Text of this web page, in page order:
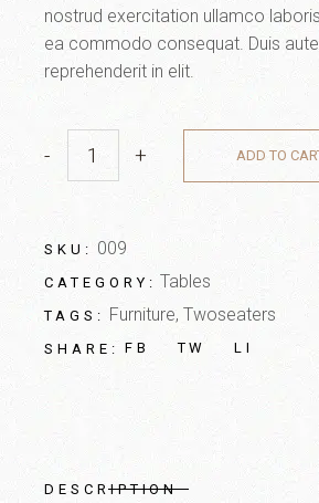
nostrud exercitation ullamco
ea commodo consequat. Duis
reprehenderit in elit.
- + ADD TO
SKU: 009
CATEGORY: Tables
TAGS: Furniture, Twoseaters
SHARE: FB TW LI
DESCRIPTION